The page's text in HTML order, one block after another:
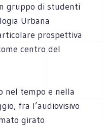
gruppo di studenti
Urbana
prospettiva
centro del
nel tempo e nella
fra l’audiovisivo
girato